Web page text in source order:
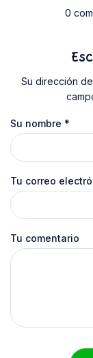
0
Su dirección
Su nombre *
Tu correo
Tu comentario